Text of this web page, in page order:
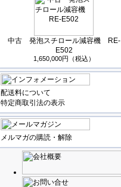
中古 発泡スチロール減容機 RE-
E502
1,650,000円（税込）
配送料について
特定商取引法の表示
メルマガの購読・解除